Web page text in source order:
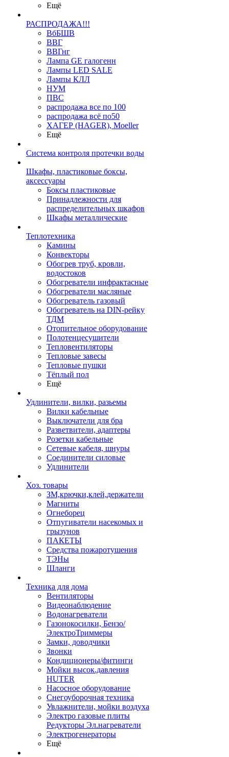
Ещё
РАСПРОДАЖА!!!
ВбБШВ
ВВГ
ВВГнг
Лампа GE галогенн
Лампы LED SALE
Лампы КЛЛ
НУМ
ПВС
распродажа все по 100
распродажа всё по50
ХАГЕР (HAGER), Moeller
Ещё
Система контроля протечки воды
Шкафы, пластиковые боксы,
аксессуары
Боксы пластиковые
Принадлежности для
распределительных шкафов
Шкафы металлические
Теплотехника
Камины
Конвекторы
Обогрев труб, кровли,
водостоков
Обогреватели инфрактасные
Обогреватели масляные
Обогреватель газовый
Обогреватель на DIN-рейку
ТДМ
Отопительное оборудование
Полотенцесушители
Тепловентиляторы
Тепловые завесы
Тепловые пушки
Тёплый пол
Ещё
Удлинители, вилки, разьемы
Вилки кабельные
Выключатели для бра
Разветвители, адаптеры
Розетки кабельные
Сетевые кабеля, шнуры
Соединители силовые
Удлинители
Хоз. товары
ЗМ,крючки,клей,держатели
Магниты
Огнеборец
Отпугиватели насекомых и
грызунов
ПАКЕТЫ
Средства пожаротушения
ТЭНы
Шланги
Техника для дома
Вентиляторы
Видеонаблюдение
Водонагреватели
Газонокосилки, Бензо/
ЭлектроТриммеры
Замки, доводчики
Звонки
Кондиционеры/фитинги
Мойки высок.давления
HUTER
Насосное оборудование
Снегоуборочная техника
Увлажнители, мойки воздуха
Электро газовые плиты
Редукторы Эл.нагреватели
Электрогенераторы
Ещё